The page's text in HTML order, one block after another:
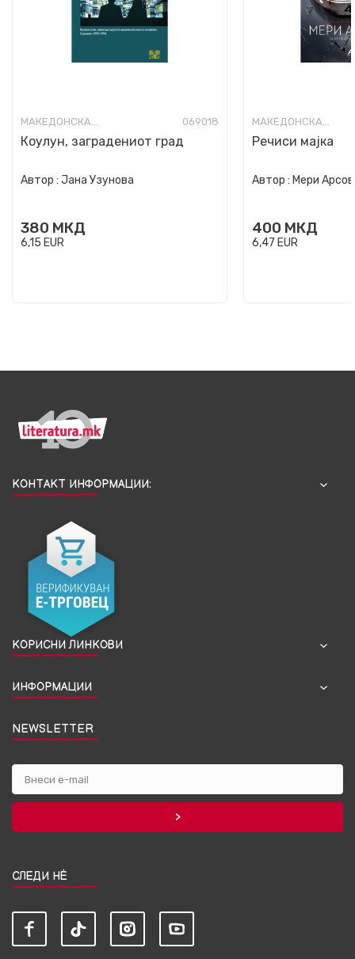
МАКЕДОНСКА КНИЖЕВНОСТ 069018
Коулун, заградениот град
Автор : Јана Узунова
380 МКД
6,15 EUR
МАКЕДОНСКА КНИЖЕВНОСТ
Речиси мајка
Автор : Мери
400 МКД
6,47 EUR
КОНТАКТ ИНФОРМАЦИИ:
КОРИСНИ ЛИНКОВИ
ИНФОРМАЦИИ
NEWSLETTER
СЛЕДИ НЀ